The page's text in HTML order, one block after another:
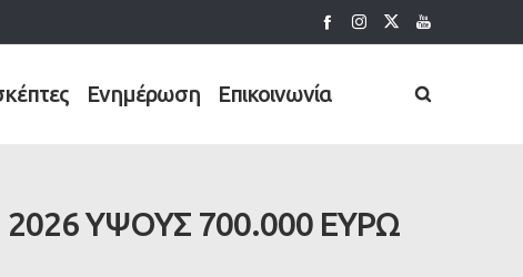
Ενημέρωση Επικοινωνία
ΥΨΟΥΣ 700.000 ΕΥΡΩ